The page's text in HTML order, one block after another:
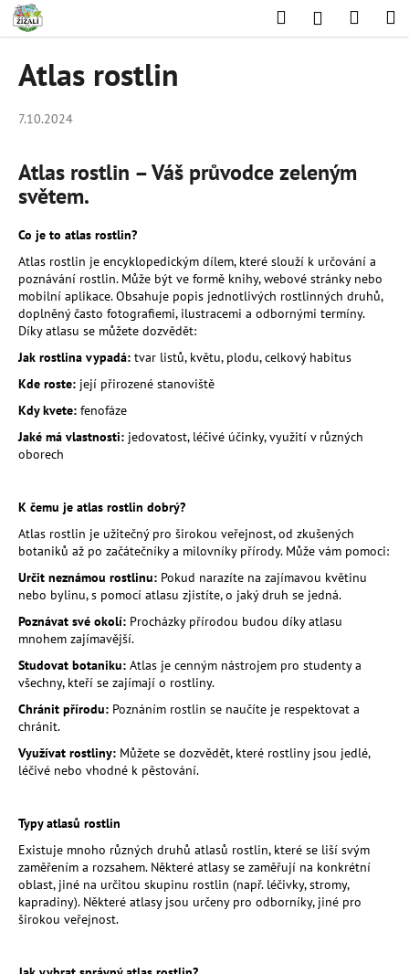
Přejít
obsah
HledatPřihlášení
Atlas rostlin
7.10.2024
Atlas rostlin – Váš průvodce zeleným
světem.
Co je to atlas rostlin?
Atlas rostlin je encyklopedickým dílem, které slouží k určování a
poznávání rostlin. Může být ve formě knihy, webové stránky nebo
mobilní aplikace. Obsahuje popis jednotlivých rostlinných druhů,
doplněný často fotografiemi, ilustracemi a odbornými termíny.
Díky atlasu se můžete dozvědět:
Jak rostlina vypadá: tvar listů, květu, plodu, celkový habitus
Kde roste: její přirozené stanoviště
Kdy kvete: fenofáze
Jaké má vlastnosti: jedovatost, léčivé účinky, využití v různých
oborech
K čemu je atlas rostlin dobrý?
Atlas rostlin je užitečný pro širokou veřejnost, od zkušených
botaniků až po začátečníky a milovníky přírody. Může vám pomoci:
Určit neznámou rostlinu: Pokud narazíte na zajímavou květinu
nebo bylinu, s pomocí atlasu zjistíte, o jaký druh se jedná.
Poznávat své okolí: Procházky přírodou budou díky atlasu
mnohem zajímavější.
Studovat botaniku: Atlas je cenným nástrojem pro studenty a
všechny, kteří se zajímají o rostliny.
Chránit přírodu: Poznáním rostlin se naučíte je respektovat a
chránit.
Využívat rostliny: Můžete se dozvědět, které rostliny jsou jedlé,
léčivé nebo vhodné k pěstování.
Typy atlasů rostlin
Existuje mnoho různých druhů atlasů rostlin, které se liší svým
zaměřením a rozsahem. Některé atlasy se zaměřují na konkrétní
oblast, jiné na určitou skupinu rostlin (např. léčivky, stromy,
kapradiny). Některé atlasy jsou určeny pro odborníky, jiné pro
širokou veřejnost.
o
o
o
t
e
b
u
j
e
t
e
n
a
j
t
?
HLEDAT
D
o
p
o
r
č
u
j
e
m
e